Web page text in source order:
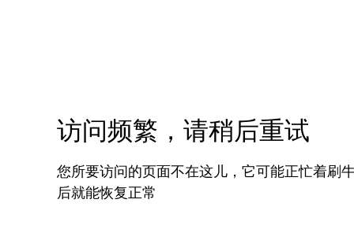
访问频繁，请稍后重试
您所要访问的页面不在这儿，它可能正忙着刷
后就能恢复正常